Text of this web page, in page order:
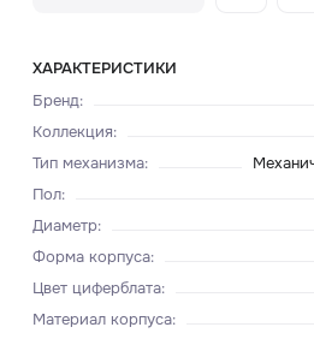
ХАРАКТЕРИСТИКИ
Бренд:
Коллекция:
Тип механизма:
Пол:
Диаметр:
Форма корпуса:
Цвет циферблата:
Материал корпуса: